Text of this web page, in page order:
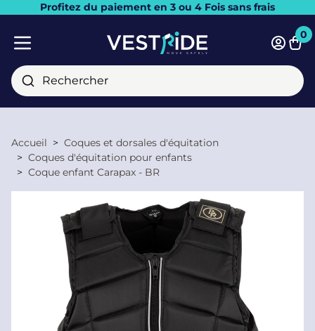
Profitez du paiement en 3 ou 4 Fois sans frais
Fermer
Rechercher
0
Accueil
Coques et dorsales d'équitation
Coques d'équitation pour enfants
Coque enfant Carapax - BR